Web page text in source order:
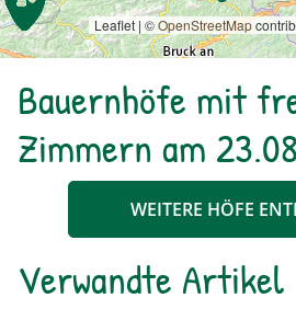
Leaflet | ©OpenStreetMap
Bauernhöfe mit
Zimmern am
WEITERE HÖFE
Verwandte Artikel